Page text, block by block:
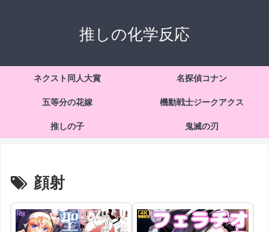
推しの化学反応
ネクスト同人大賞 名探偵コナン
五等分の花嫁 機動戦士ジークアクス
推しの子 鬼滅の刃
顔射